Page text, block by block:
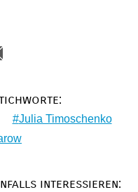
Julia Timoschenko
interessieren: